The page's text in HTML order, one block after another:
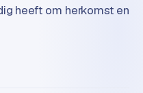
heeft om herkomst en